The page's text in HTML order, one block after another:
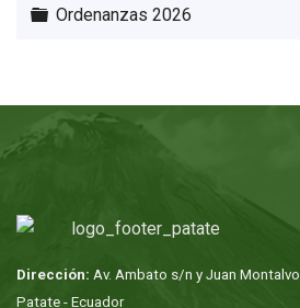
Carpeta
Ordenanzas 2026
Dirección: Av. Ambato s/n y Juan Montalvo
Patate - Ecuador